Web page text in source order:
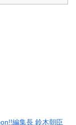
編集長 鈴木朝臣